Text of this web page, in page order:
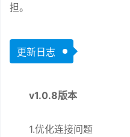
担。
更新日志
v1.0.8版本
1.优化连接问题